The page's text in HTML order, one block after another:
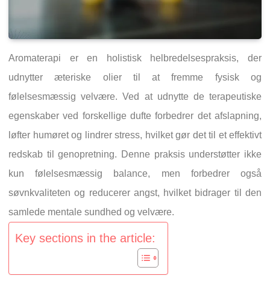
Aromaterapi er en holistisk helbredelsespraksis, der
udnytter æteriske olier til at fremme fysisk og
følelsesmæssig velvære. Ved at udnytte de terapeutiske
egenskaber ved forskellige dufte forbedrer det afslapning,
løfter humøret og lindrer stress, hvilket gør det til et effektivt
redskab til genopretning. Denne praksis understøtter ikke
kun følelsesmæssig balance, men forbedrer også
søvnkvaliteten og reducerer angst, hvilket bidrager til den
samlede mentale sundhed og velvære.
Key sections in the article: